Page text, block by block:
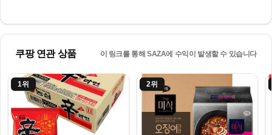
쿠팡 연관 상품 이 링크를 통해 SAZA에 수익이 발생할 수 있습니다
1위 2위